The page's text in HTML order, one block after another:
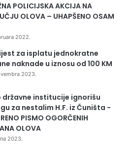
POLICIJSKA AKCIJA NA
OLOVA – UHAPŠENO OSAM
2022.
za isplatu jednokratne
naknade u iznosu od 100 KM
2023.
državne institucije ignorišu
za nestalim H.F. iz Čuništa -
PISMO OGORČENIH
OLOVA
2023.